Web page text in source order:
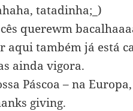
tatadinha;_)
querewm
aqui também já está
ainda vigora.
Páscoa – na
giving.